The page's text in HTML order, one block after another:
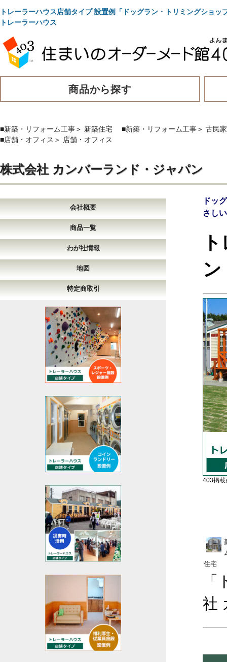
トレーラーハウス店舗タイプ 設置例「ドッグラン・トリミングシ
トレーラーハウス
商品から探す
■新築・リフォーム工事＞ 新築住宅 ■新築・リフォーム工事＞ 古民
■店舗・オフィス ＞ 店舗・オフィス
株式会社 カンバーランド・ジャパン
会社概要
商品一覧
わが社情報
地図
特定商取引
ドッ
さし
403掲載
住宅
社